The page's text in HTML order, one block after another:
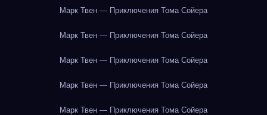
Марк Твен — Приключения Тома Сойера
Марк Твен — Приключения Тома Сойера
Марк Твен — Приключения Тома Сойера
Марк Твен — Приключения Тома Сойера
Марк Твен — Приключения Тома Сойера